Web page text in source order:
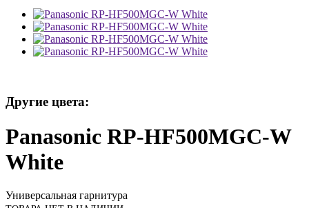
Другие цвета:
Panasonic RP-HF500MGC-W
White
Универсальная гарнитура